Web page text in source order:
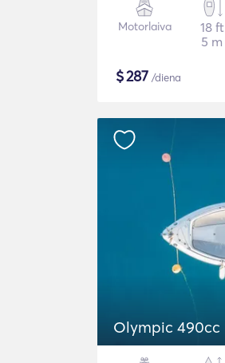
Motorlaiva
18 ft
5 m
$287 /diena
Olympic 490cc